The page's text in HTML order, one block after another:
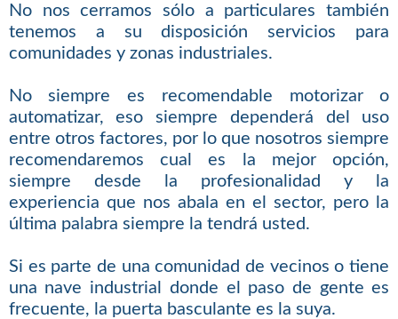
No nos cerramos sólo a particulares también
tenemos a su disposición servicios para
comunidades y zonas industriales.
No siempre es recomendable motorizar o
automatizar, eso siempre dependerá del uso
entre otros factores, por lo que nosotros siempre
recomendaremos cual es la mejor opción,
siempre desde la profesionalidad y la
experiencia que nos abala en el sector, pero la
última palabra siempre la tendrá usted.
Si es parte de una comunidad de vecinos o tiene
una nave industrial donde el paso de gente es
frecuente, la puerta basculante es la suya.